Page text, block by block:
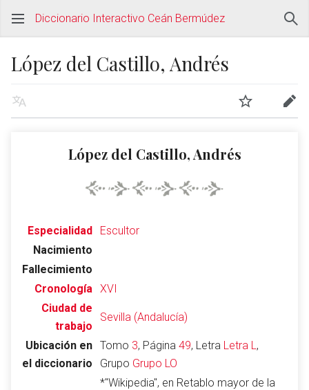
Abrir menú principal
Diccionario Interactivo Ceán Bermúdez
López del Castillo, Andrés
López del Castillo, Andrés
Especialidad
Escultor
Nacimiento
Fallecimiento
Cronología XVI
Ciudad de
trabajo
Sevilla (Andalucía)
Ubicación en
el diccionario
Tomo 3, Página 49, Letra Letra L,
Grupo Grupo LO
*"Wikipedia", en Retablo mayor de la